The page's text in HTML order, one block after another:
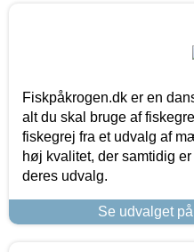
Fiskpåkrogen.dk er en
alt du skal bruge af
fiskegrej fra et udvalg af
høj kvalitet, der samtidig
deres udvalg.
Se udvalget